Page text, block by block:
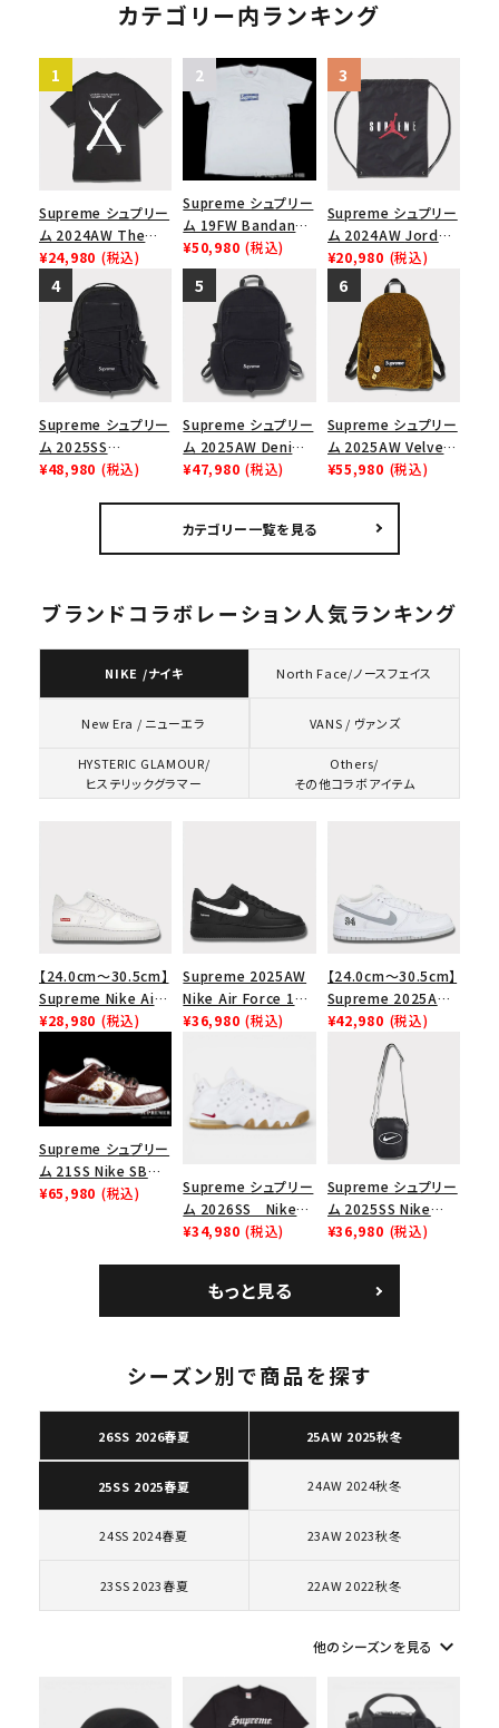
キーワードから探す
パーカー・クルーネック
カテゴリーから探す
カテゴリー内ランキング
Supreme シュプリー
ム 2024AW The
North Face S/S
Top Tee ノースフェ
イスショートスリーブ
トップTシャツ ブラッ
ク 黒
¥24,980 (税込)
Supreme シュプリー
ム 19FW Bandana
Box Logo Tee バン
ダナボックスロゴTシ
ャツ ホワイト
¥50,980 (税込)
Supreme シュプリー
ム 2024AW Jordan
Drawstring Bag ジ
ョーダンドローストリ
ングバッグ バックパッ
ク ブラック 黒
¥20,980 (税込)
Supreme シュプリー
ム 2025SS
Backpack バックパッ
¥48,980 (税込)
Supreme シュプリー
ム 2025AW Denim
Backpack デニム バ
¥47,980 (税込)
Supreme シュプリー
ム 2025AW Velvet
Backpack ベルベッ
¥55,980 (税込)
カテゴリー一覧を見る
ブランドコラボレーション人気ランキング
NIKE /ナイキ North Face/ノースフェイス
New Era / ニューエラ VANS / ヴァンズ
HYSTERIC GLAMOUR/
ヒステリックグラマー
Others/
その他コラボアイテム
【24.0cm～30.5cm】
Supreme Nike Air
Force 1 Low シュプ
ース１スニーカー シ
ューズ ホワイト
¥28,980 (税込)
Supreme 2025AW
Nike Air Force 1
Low シュプリーム ナ
ラック
¥36,980 (税込)
【24.0cm～30.5cm】
Supreme 2025AW
Nike SB Dunk Low
ナイキ SB ダンク ロ
ー スニーカー ホワイ
¥42,980 (税込)
Supreme シュプリー
ム 21SS Nike SB
Dunk Low ナイキSB
¥65,980 (税込)
Supreme シュプリー
ム 2026SS Nike
SB Air Max 2 CB 94
ロー SP ホワイト
¥34,980 (税込)
Supreme シュプリー
ム 2025SS Nike
Leather Shoulder
¥36,980 (税込)
もっと見る
シーズン別で商品を探す
26SS 2026春夏 25AW 2025秋冬
25SS 2025春夏 24AW 2024秋冬
24SS 2024春夏 23AW 2023秋冬
23SS 2023春夏 22AW 2022秋冬
他のシーズンを見る keyboard_arrow_down